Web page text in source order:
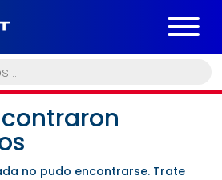
no pudo encontrarse. Trate